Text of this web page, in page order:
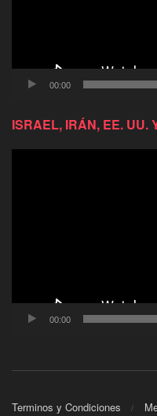
00:00
ISRAEL, IRÁN, EE. UU.
00:00
Terminos y Condiciones